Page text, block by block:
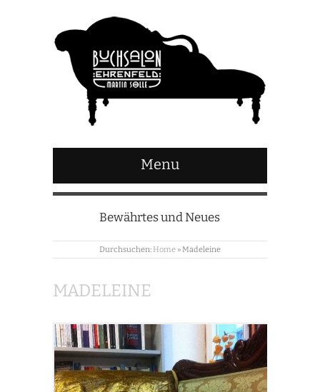
Menu
Bewährtes und Neues
Durchsuchen: Home »Madeleine
MADELEINE